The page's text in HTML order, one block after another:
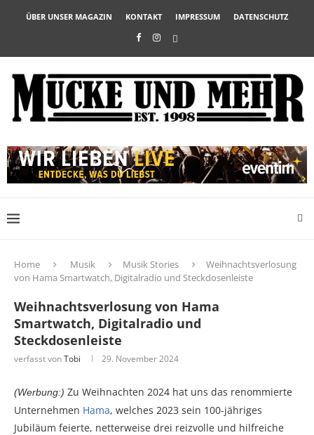
ÜBER UNSER MAGAZIN KONTAKT IMPRESSUM DATENSCHUTZ
Home Musik Musik Stories
Weihnachtsverlosung
von Hama Smartwatch, Digitalradio und Steckdosenleiste
Weihnachtsverlosung von Hama
Smartwatch, Digitalradio und
Steckdosenleiste
verfasst vonTobi 29. November 2024
(Werbung:) Zu Weihnachten 2024 hat uns das renommierte
Unternehmen Hama, welches 2023 sein 100-jähriges
Jubiläum feierte, netterweise drei reizvolle und hilfreiche